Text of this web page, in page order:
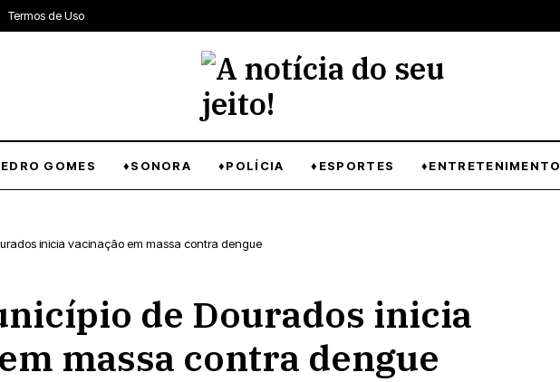
Termos de Uso
GOMES ♦SONORA ♦POLÍCIA ♦ESPORTES ♦ENTRETENIMENTO
inicia vacinação em massa contra dengue
de Dourados inicia
massa contra dengue